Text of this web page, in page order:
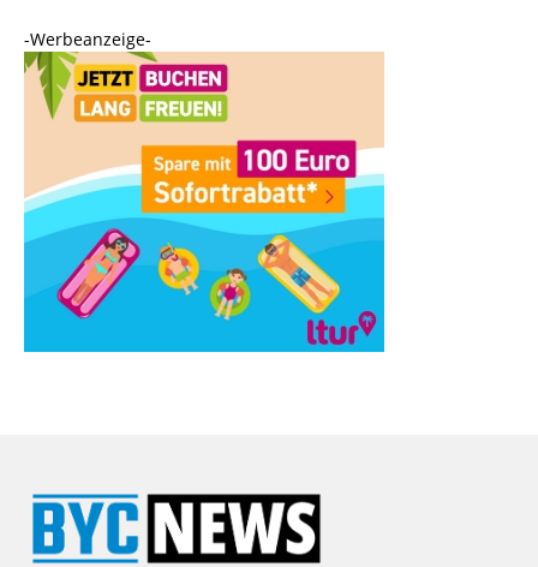
-Werbeanzeige-